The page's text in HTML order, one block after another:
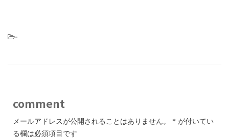
-
comment
メールアドレスが公開されることはありません。 * が付いてい
る欄は必須項目です